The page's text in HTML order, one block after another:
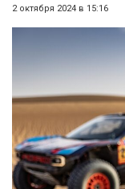
2 октября 2024 в 15:16